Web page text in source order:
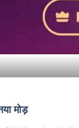
मोड़